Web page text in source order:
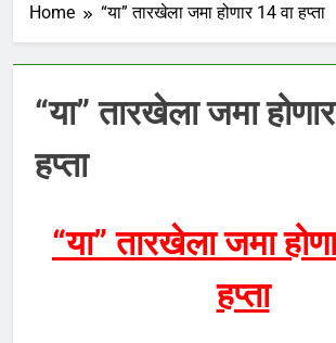
Home “या” तारखेला जमा होणार 14 वा हप्ता
“या” तारखेला जमा
हप्ता
“या” तारखेला जमा
हप्ता